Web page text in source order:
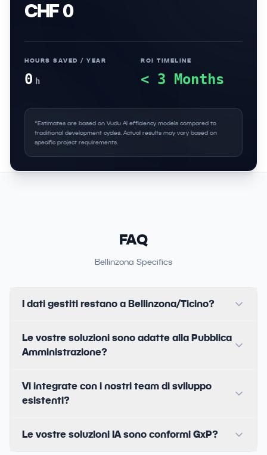
CHF 0
HOURS SAVED / YEAR
0 h
ROI TIMELINE
< 3 Months
*Estimates are based on Vudu AI efficiency models compared to
traditional development cycles. Actual results may vary based on
specific project requirements.
FAQ
Bellinzona Specifics
I dati gestiti restano a Bellinzona/Ticino?
Le vostre soluzioni sono adatte alla Pubblica
Amministrazione?
Vi integrate con i nostri team di sviluppo
esistenti?
Le vostre soluzioni IA sono conformi GxP?